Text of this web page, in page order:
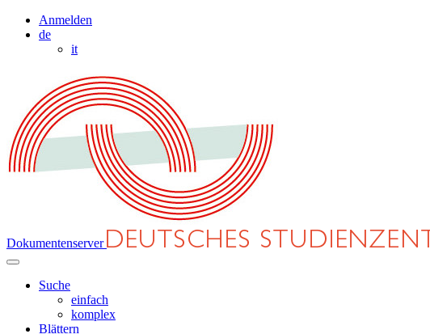
Anmelden
de
it
Dokumentenserver
Suche
einfach
komplex
Blättern